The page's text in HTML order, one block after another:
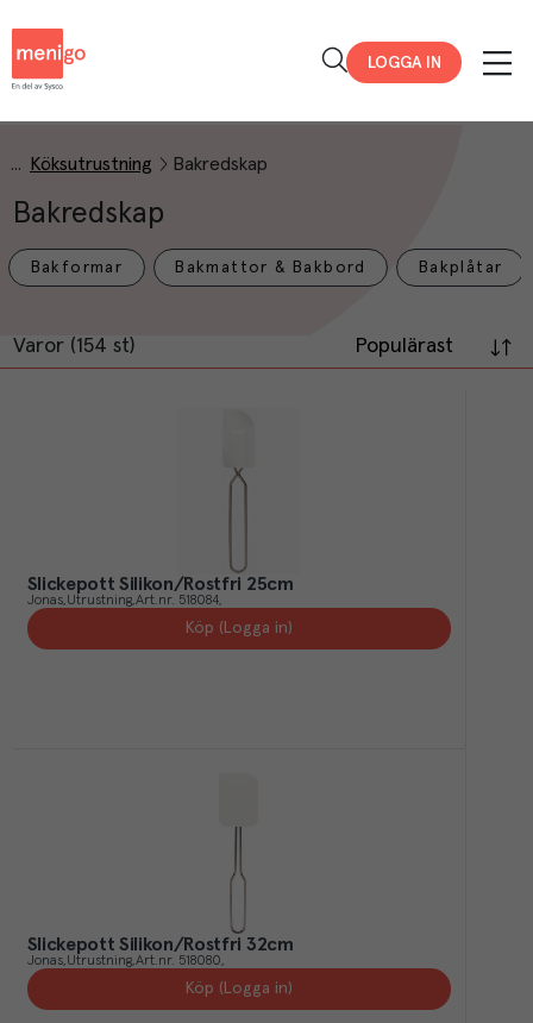
LOGGA IN
Köksutrustning Bakredskap
Bakredskap
Bakformar Bakmattor & Bakbord Bakplåtar
Varor (154 st) Populärast
Slickepott Silikon/Rostfri 25cm
Jonas Utrustning Art.nr. 518084
Köp (Logga in)
Slickepott Silikon/Rostfri 32cm
Jonas Utrustning Art.nr. 518080
Köp (Logga in)